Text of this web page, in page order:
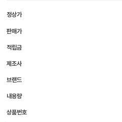
정상가
판매가
적립금
제조사
브랜드
내용량
상품번호